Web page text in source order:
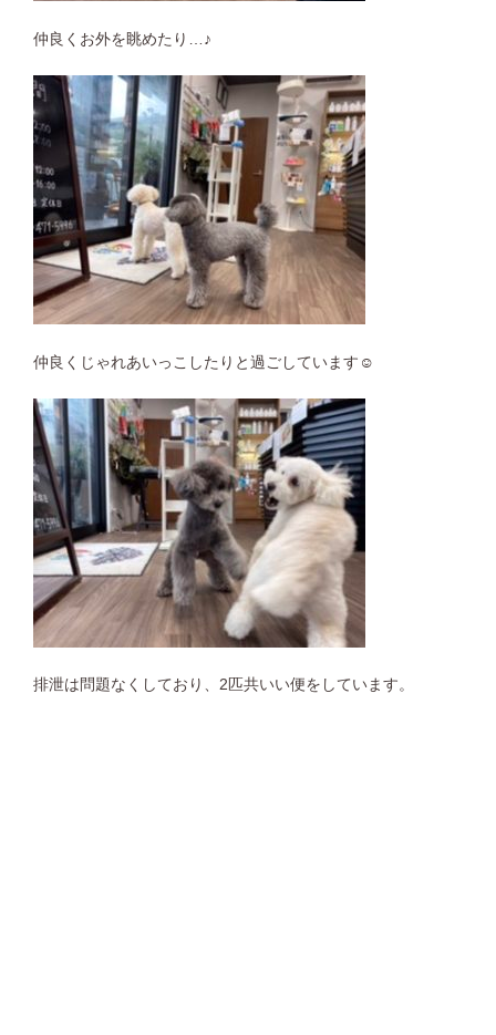
仲良くお外を眺めたり…♪
仲良くじゃれあいっこしたりと過ごしています☺︎
排泄は問題なくしており、2匹共いい便をしています。